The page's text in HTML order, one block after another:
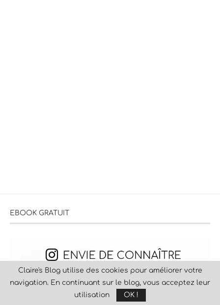
EBOOK GRATUIT
Claire's Blog utilise des cookies pour améliorer votre
navigation. En continuant sur le blog, vous acceptez leur
utilisation
OK !